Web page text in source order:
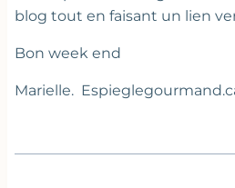
blog tout en faisant un lien
Bon week end
Marielle.